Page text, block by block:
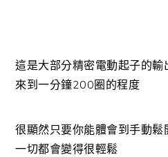
這是大部分精密電動起子的
來到一分鐘200圈的程度
很顯然只要你能體會到手動
一切都會變得很輕鬆